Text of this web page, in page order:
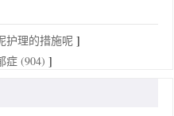
护理的措施呢 ]
症 (904) ]